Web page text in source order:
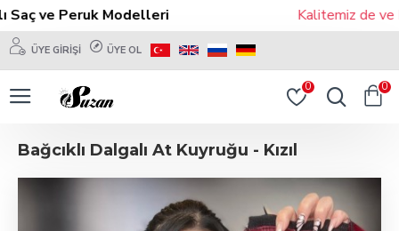
ve Peruk Modelleri Kalitemiz de ve
ÜYE GIRIŞI ÜYE OL
0 0
Bağcıklı Dalgalı At Kuyruğu - Kızıl